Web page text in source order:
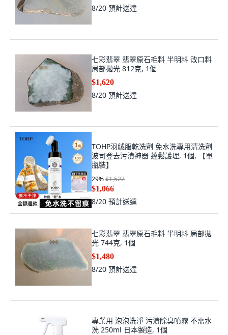
8/20 預計送達
七彩翡翠 翡翠原石毛料 半明料 改口料
局部拋光 812克, 1個
$1,620
8/20 預計送達
TOHP羽絨服乾洗劑 免水洗專用清洗劑
波司登去污漬神器 蓬鬆護理, 1個, 【單
瓶裝】
29%$1,522
$1,066
8/20 預計送達
七彩翡翠 翡翠原石毛料 半明料 局部拋
光 744克, 1個
$1,480
8/20 預計送達
專業用 泡泡洗淨 污漬除臭噴霧 不需水
洗 250ml 日本製造, 1個